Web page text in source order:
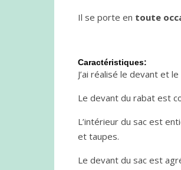
Il se porte en toute
Caractéristiques:
J’ai réalisé le devant et
Le devant du rabat est
L’intérieur du sac est
et taupes.
Le devant du sac est